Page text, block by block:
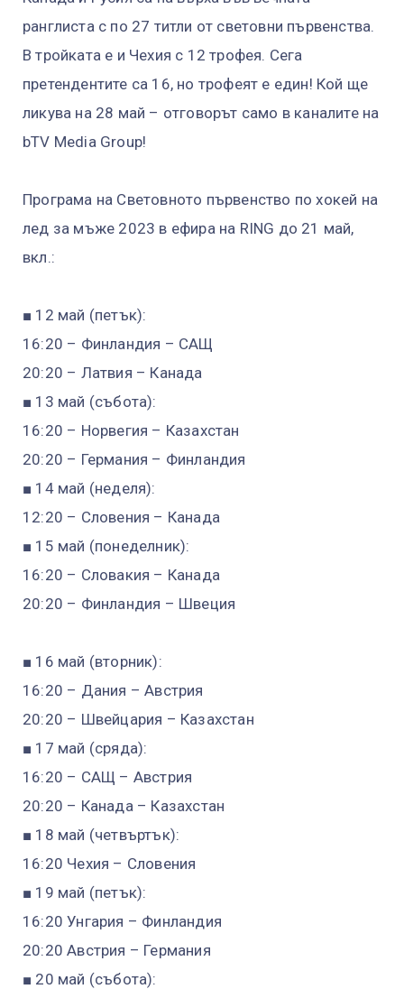
ранглиста с по 27 титли от световни първенства.
В тройката е и Чехия с 12 трофея. Сега
претендентите са 16, но трофеят е един! Кой ще
ликува на 28 май – отговорът само в каналите на
bTV Media Group!
Програма на Световното първенство по хокей на
лед за мъже 2023 в ефира на RING до 21 май,
вкл.:
■ 12 май (петък):
16:20 – Финландия – САЩ
20:20 – Латвия – Канада
■ 13 май (събота):
16:20 – Норвегия – Казахстан
20:20 – Германия – Финландия
■ 14 май (неделя):
12:20 – Словения – Канада
■ 15 май (понеделник):
16:20 – Словакия – Канада
20:20 – Финландия – Швеция
■ 16 май (вторник):
16:20 – Дания – Австрия
20:20 – Швейцария – Казахстан
■ 17 май (сряда):
16:20 – САЩ – Австрия
20:20 – Канада – Казахстан
■ 18 май (четвъртък):
16:20 Чехия – Словения
■ 19 май (петък):
16:20 Унгария – Финландия
20:20 Австрия – Германия
■ 20 май (събота):